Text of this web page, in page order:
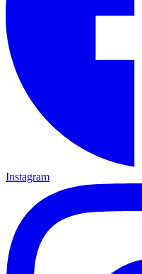
Instagram